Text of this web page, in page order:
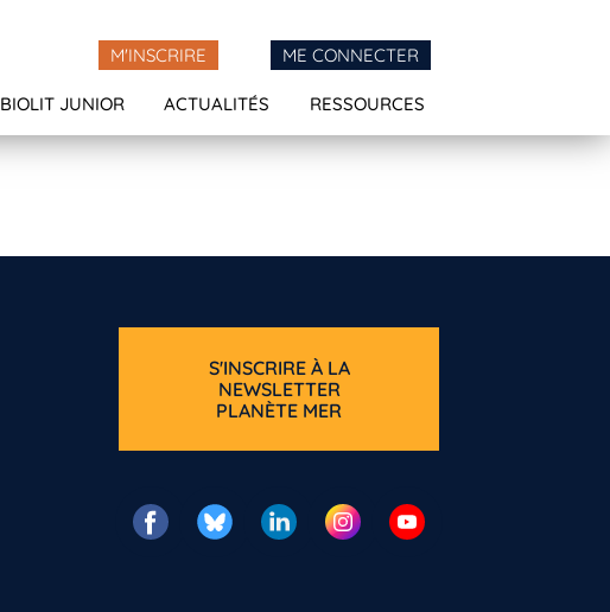
M'INSCRIRE ME CONNECTER
BIOLIT JUNIOR ACTUALITÉS RESSOURCES
S'INSCRIRE À LA
NEWSLETTER
PLANÈTE MER